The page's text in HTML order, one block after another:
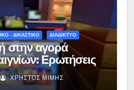
- ΔΙΚΑΣΤΙΚΟ ΔΙΑΔΙΚΤΥΟ
στην αγορά
Ερωτήσεις
για το νέο
ΧΡΉΣΤΟΣ ΜΊΜΗΣ